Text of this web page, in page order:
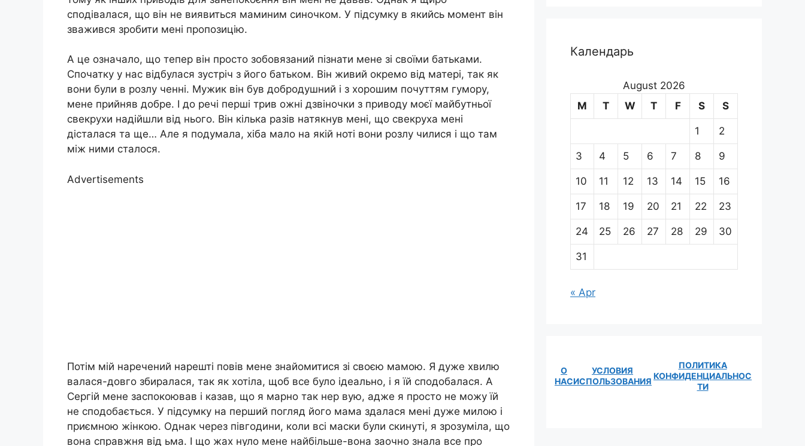
сподівалася, що він не виявиться маминим синочком. У підсумку в якийсь момент він
зважився зробити мені пропозицію.
А це означало, що тепер він просто зобовязаний пізнати мене зі своїми батьками.
Спочатку у нас відбулася зустріч з його батьком. Він живий окремо від матері, так як
вони були в розлу ченні. Мужик він був добродушний і з хорошим почуттям гумору,
мене прийняв добре. І до речі перші трив ожні дзвіночки з приводу моєї майбутньої
свекрухи надійшли від нього. Він кілька разів натякнув мені, що свекруха мені
дісталася та ще… Але я подумала, хіба мало на якій ноті вони розлу чилися і що там
між ними сталося.
Advertisements
Потім мій наречений нарешті повів мене знайомитися зі своєю мамою. Я дуже хвилю
валася-довго збиралася, так як хотіла, щоб все було ідеально, і я їй сподобалася. А
Сергій мене заспокоював і казав, що я марно так нер вую, адже я просто не можу їй
не сподобається. У підсумку на перший погляд його мама здалася мені дуже милою і
приємною жінкою. Однак через півгодини, коли всі маски були скинуті, я зрозуміла, що
вона справжня від ьма. І що жах нуло мене найбільше-вона заочно знала все про
Календарь
August 2026
M
T W T F S S
1 2
3 4 5 6 7 8 9
10 11 12 13 14 15 16
17 18 19 20 21 22 23
24 25 26 27 28 29 30
31
« Apr
О
НАС
УСЛОВИЯ
ИСПОЛЬЗОВАНИЯ
ПОЛИТИКА
КОНФИДЕНЦИАЛЬНОС
ТИ